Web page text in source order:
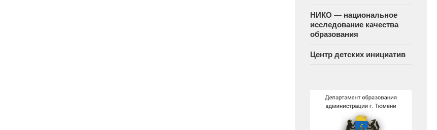
НИКО — национальное
исследование качества
образования
Центр детских инициатив